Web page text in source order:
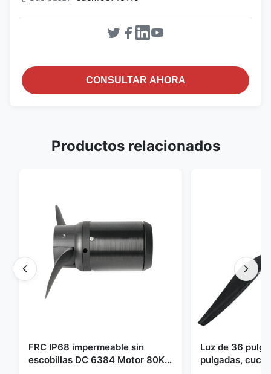
CONSULTAR AHORA
Productos relacionados
FRC IP68 impermeable sin
escobillas DC 6384 Motor 80KV
Luz de 36
pulgadas,